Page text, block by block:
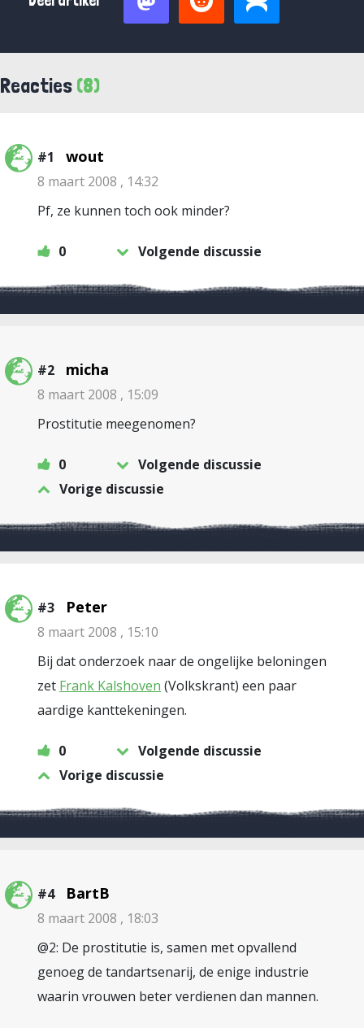
Reacties (8)
#1 wout
8 maart 2008 , 14:32
Pf, ze kunnen toch ook minder?
0 Volgende discussie
#2 micha
8 maart 2008 , 15:09
Prostitutie meegenomen?
0
Volgende discussie
Vorige discussie
#3 Peter
8 maart 2008 , 15:10
Bij dat onderzoek naar de ongelijke beloningen
zet Frank Kalshoven (Volkskrant) een paar
aardige kanttekeningen.
0
Volgende discussie
Vorige discussie
#4 BartB
8 maart 2008 , 18:03
@2: De prostitutie is, samen met opvallend
genoeg de tandartsenarij, de enige industrie
waarin vrouwen beter verdienen dan mannen.